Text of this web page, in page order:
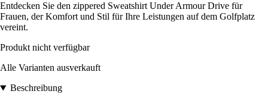
Entdecken Sie den zippered Sweatshirt Under Armour Drive für
Frauen, der Komfort und Stil für Ihre Leistungen auf dem Golfplatz
vereint.
Produkt nicht verfügbar
Alle Varianten ausverkauft
Beschreibung